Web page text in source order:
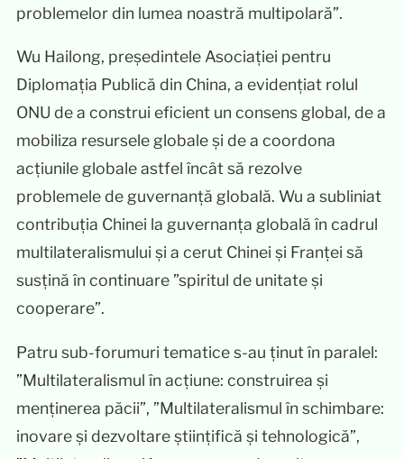
problemelor din lumea noastră multipolară”.
Wu Hailong, președintele Asociației pentru
Diplomația Publică din China, a evidențiat rolul
ONU de a construi eficient un consens global, de a
mobiliza resursele globale și de a coordona
acțiunile globale astfel încât să rezolve
problemele de guvernanță globală. Wu a subliniat
contribuția Chinei la guvernanța globală în cadrul
multilateralismului și a cerut Chinei și Franței să
susțină în continuare ”spiritul de unitate și
cooperare”.
Patru sub-forumuri tematice s-au ținut în paralel:
”Multilateralismul în acțiune: construirea și
menținerea păcii”, ”Multilateralismul în schimbare:
inovare și dezvoltare științifică și tehnologică”,